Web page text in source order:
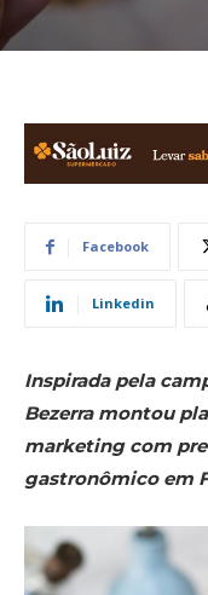
Facebook
Linkedin
Inspirada pela
Bezerra montou
marketing com
gastronômico em